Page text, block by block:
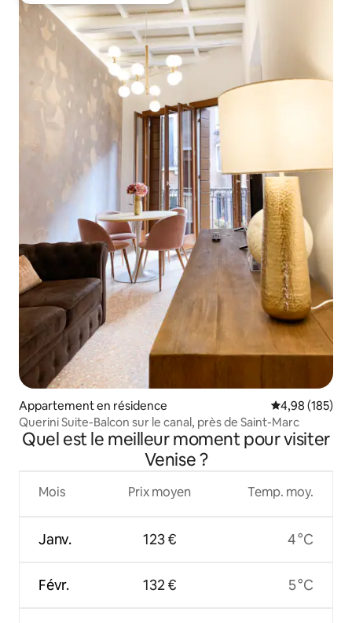
Appartement en résidence Évaluation
4,98 (185)
Querini Suite-Balcon sur le canal, près de Saint-Marc
Quel est le meilleur moment pour visiter
Venise ?
Mois
Janv.
Févr.
Prix moyen
123 €
132 €
Temp. moy.
4 °C
5 °C